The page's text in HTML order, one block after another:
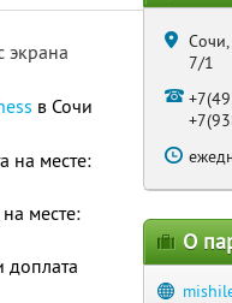
экрана
в Сочи
на месте:
месте:
доплата
7/1
О